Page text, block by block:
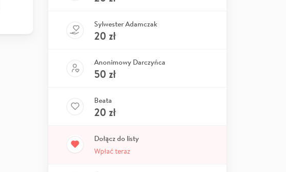
Sylwester Adamczak
20 zł
Anonimowy Darczyńca
50 zł
Beata
20 zł
Dołącz do listy
Wpłać teraz